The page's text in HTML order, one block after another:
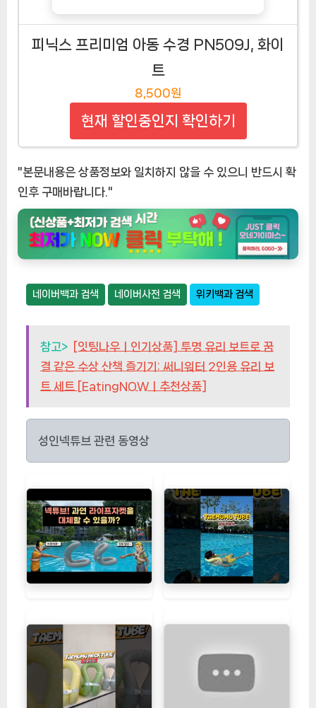
피닉스 프리미엄 아동 수경 PN509J, 화이
트
8,500원
현재 할인중인지 확인하기
"본문내용은 상품정보와 일치하지 않을 수 있으니 반드시 확
인후 구매바랍니다."
네이버백과 검색 네이버사전 검색 위키백과 검색
참고> [잇팅나우ㅣ인기상품] 투명 유리 보트로 꿈
결 같은 수상 산책 즐기기: 써니워터 2인용 유리 보
트 세트 [EatingNOWㅣ추천상품]
성인넥튜브 관련 동영상